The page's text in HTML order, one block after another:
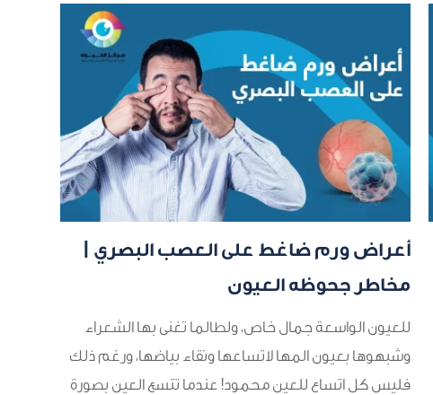
أعراض ورم ضاغط على العصب البصري |
مخاطر جحوظه العيون
للعيون الواسعة جمال خاص، ولطالما تغنى بها الشعراء
وشبهوها بعيون المها لاتساعها ونقاء بياضها، ورغم ذلك
فليس كل اتساع للعين محمود! عندما تتسع العين بصورة